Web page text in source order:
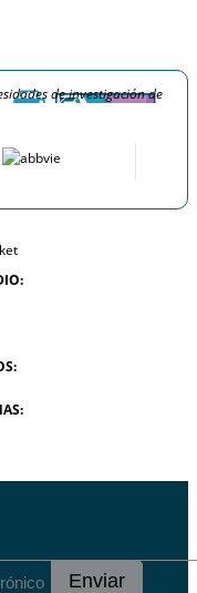
de investigación de
Enviar